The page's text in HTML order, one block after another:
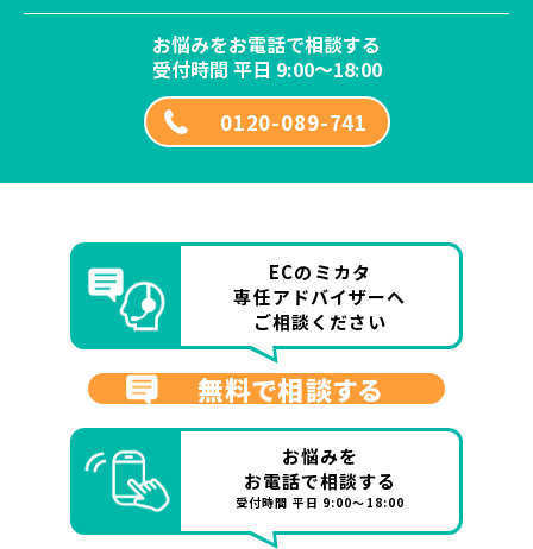
お悩みをお電話で相談する
受付時間 平日 9:00～18:00
0120-089-741
ECのミカタ
専任アドバイザーへ
ご相談ください
無料で相談する
お悩みを
お電話で相談する
受付時間 平日 9:00～18:00